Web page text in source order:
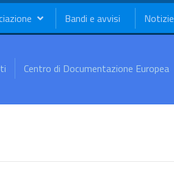
Bandi e avvisi Notizie
Centro di Documentazione Europea